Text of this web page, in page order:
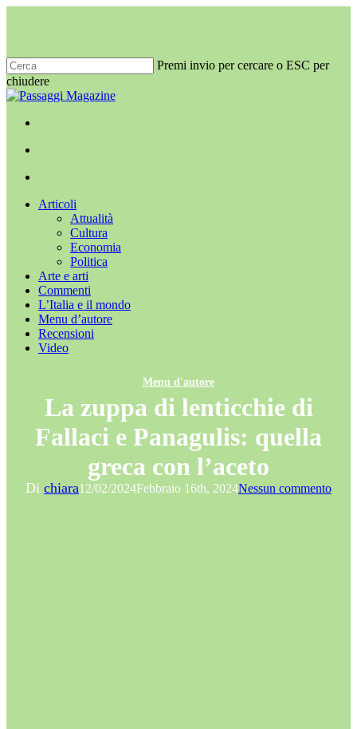
principale
Premi invio per cercare o ESC per
chiudere
Chiudi
Menu
cerca
Menu
Articoli
Attualità
Cultura
Economia
Politica
Arte e arti
Commenti
L’Italia e il mondo
Menu d’autore
Recensioni
Video
Menu d'autore
La zuppa di lenticchie di
Fallaci e Panagulis: quella
greca con l’aceto
Di chiara12/02/2024Febbraio 16th, 2024Nessun commento